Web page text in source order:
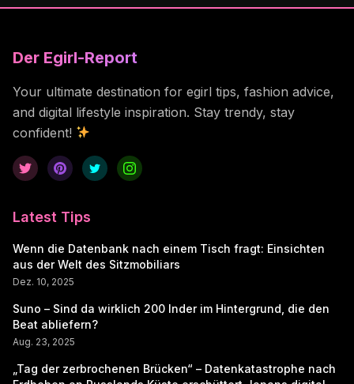
Der Egirl-Report
Your ultimate destination for egirl tips, fashion advice,
and digital lifestyle inspiration. Stay trendy, stay
confident!
Latest Tips
Wenn die Datenbank nach einem Tisch fragt: Einsichten
aus der Welt des Sitzmobiliars
Dez. 10, 2025
Suno – Sind da wirklich 200 Inder im Hintergrund, die den
Beat abliefern?
Aug. 23, 2025
„Tag der zerbrochenen Brücken“ – Datenkatastrophe nach